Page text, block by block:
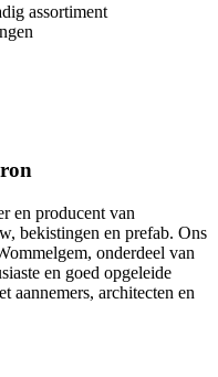
assortiment
en producent van
bekistingen en prefab. Ons
onderdeel van
en goed opgeleide
aannemers, architecten en